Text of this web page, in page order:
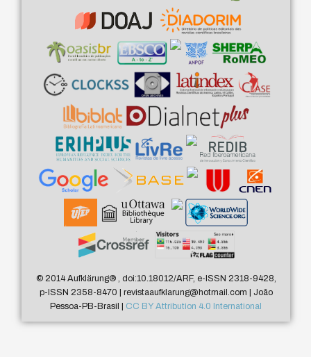
© 2014 Aufklärung®, doi:10.18012/ARF, e-ISSN 2318-9428,
p-ISSN 2358-8470 | revistaaufklarung@hotmail.com | João
Pessoa-PB-Brasil | CC BY Attribution 4.0 International